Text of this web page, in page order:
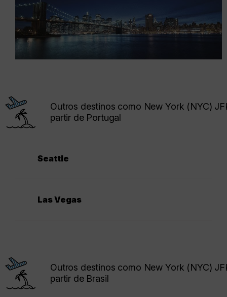
Outros destinos como New York (NYC)
partir de Portugal
Seattle
Las Vegas
Outros destinos como New York (NYC)
partir de Brasil